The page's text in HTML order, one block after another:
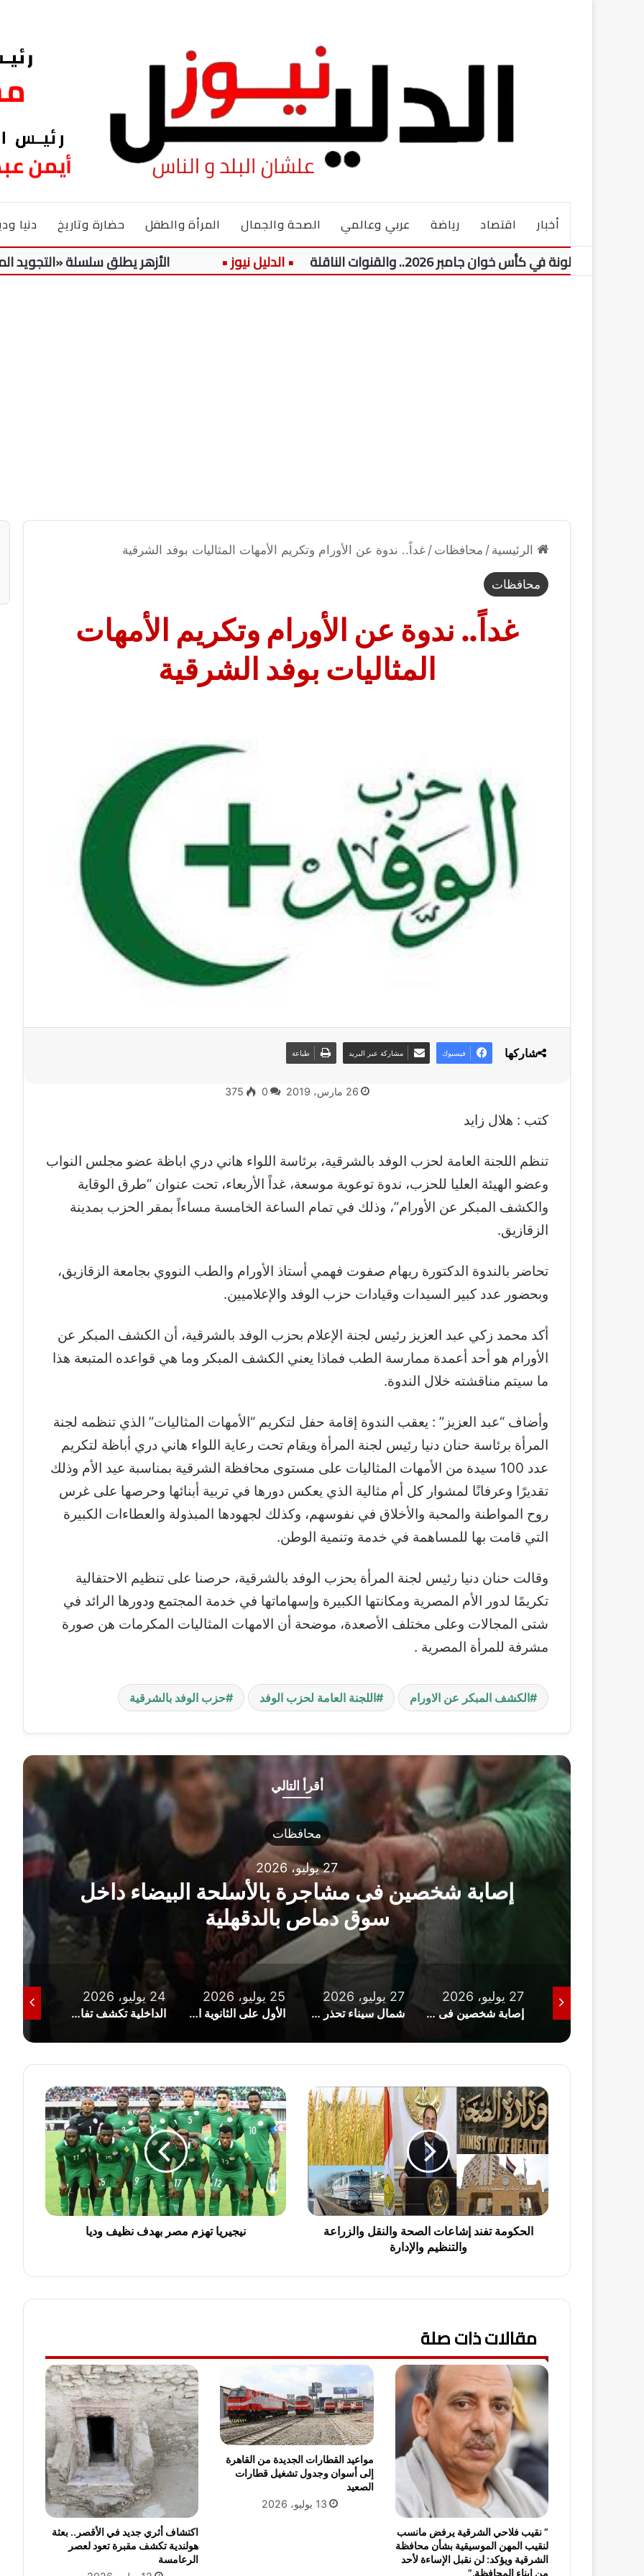
أخبار اقتصاد رياضة عربي وعالمي الصحة والجمال المرأة والطفل حضارة وتاريخ دنيا
في كأس خوان جامبر 2026.. والقنوات الناقلة الأزهر يطلق سلسلة «التجويد الميسر»
الرئيسية / محافظات / غداً.. ندوة عن الأورام وتكريم الأمهات المثاليات بوفد الشرقية
محافظات
غداً.. ندوة عن الأورام وتكريم الأمهات
المثاليات بوفد الشرقية
26 مارس، 2019 0
375
كتب : هلال زايد
تنظم اللجنة العامة لحزب الوفد بالشرقية، برئاسة اللواء هاني دري اباظة عضو مجلس النواب
وعضو الهيئة العليا للحزب، ندوة توعوية موسعة، غداً الأربعاء، تحت عنوان “طرق الوقاية
والكشف المبكر عن الأورام”، وذلك في تمام الساعة الخامسة مساءاً بمقر الحزب بمدينة
الزقازيق.
تحاضر بالندوة الدكتورة ريهام صفوت فهمي أستاذ الأورام والطب النووي بجامعة الزقازيق،
وبحضور عدد كبير السيدات وقيادات حزب الوفد والإعلاميين.‏
أكد محمد زكي عبد العزيز رئيس لجنة الإعلام بحزب الوفد بالشرقية، أن الكشف المبكر عن
الأورام هو أحد أعمدة ممارسة الطب فماذا يعني الكشف المبكر وما هي قواعده المتبعة هذا
ما سيتم مناقشته خلال الندوة.
وأضاف “عبد العزيز” : يعقب الندوة إقامة حفل لتكريم “الأمهات المثاليات” الذي تنظمه لجنة
المرأة برئاسة حنان دنيا رئيس لجنة المرأة ويقام تحت رعاية اللواء هاني دري أباظة لتكريم
عدد 100 سيدة من الأمهات المثاليات على مستوى محافظة الشرقية بمناسبة عيد الأم وذلك
تقديرًا وعرفانًا لمشوار كل أم مثالية الذي يعكس دورها في تربية أبنائها وحرصها على غرس
روح المواطنة والمحبة والأخلاق في نفوسهم، وكذلك لجهودها المبذولة والعطاءات الكبيرة
التي قامت بها للمساهمة في خدمة وتنمية الوطن.
وقالت حنان دنيا رئيس لجنة المرأة بحزب الوفد بالشرقية، حرصنا على تنظيم الاحتفالية
تكريمًا لدور الأم المصرية ومكانتها الكبيرة وإسهاماتها في خدمة المجتمع ودورها الرائد في
شتى المجالات وعلى مختلف الأصعدة، موضحة أن الامهات المثاليات المكرمات هن صورة
مشرفة للمرأة المصرية .
الكشف المبكر عن الاورام اللجنة العامة لحزب الوفد حزب الوفد بالشرقية
شاركها فيسبوك مشاركة عبر البريد طباعة
أقرأ التالي
محافظات
27 يوليو، 2026
إصابة شخصين فى مشاجرة بالأسلحة البيضاء داخل
سوق دماص بالدقهلية
27 يوليو، 2026
إصابة شخصين فى مشاجرة بالأسلحة البيضاء داخل سوق دماص بالدقهلية
27 يوليو، 2026
شمال سيناء تحذر من نزول البحر الأبيض المتوسط وتوضح خطورة الأمواج
25 يوليو، 2026
الأول على الثانوية الأزهرية من ذوى الهمم: تلقيت اتصالا من شيخ الأزهر
24 يوليو، 2026
الداخلية تكشف تفاصيل واقعتي التعدي على كلب بالغربية ومشاجرة بالدقهلية
23 يوليو، 2026
الحكومة
تفند
إشاعات
الصحة
والنقل
والزراعة
والتنظيم
والإدارة
الحكومة تفند إشاعات الصحة والنقل والزراعة
والتنظيم والإدارة
نيجيريا
تهزم
مصر
بهدف
نظيف
وديا
نيجيريا تهزم مصر بهدف نظيف وديا
مقالات ذات صلة
” نقيب فلاحي الشرقية يرفض مانسب
لنقيب المهن الموسيقية بشأن محافظة
الشرقية ويؤكد: لن نقبل الإساءة لأحد
من ابناء المحافظة.”
مواعيد القطارات الجديدة من القاهرة
إلى أسوان وجدول تشغيل قطارات
الصعيد
13 يوليو، 2026
اكتشاف أثري جديد في الأقصر.. بعثة
هولندية تكشف مقبرة تعود لعصر
الرعامسة